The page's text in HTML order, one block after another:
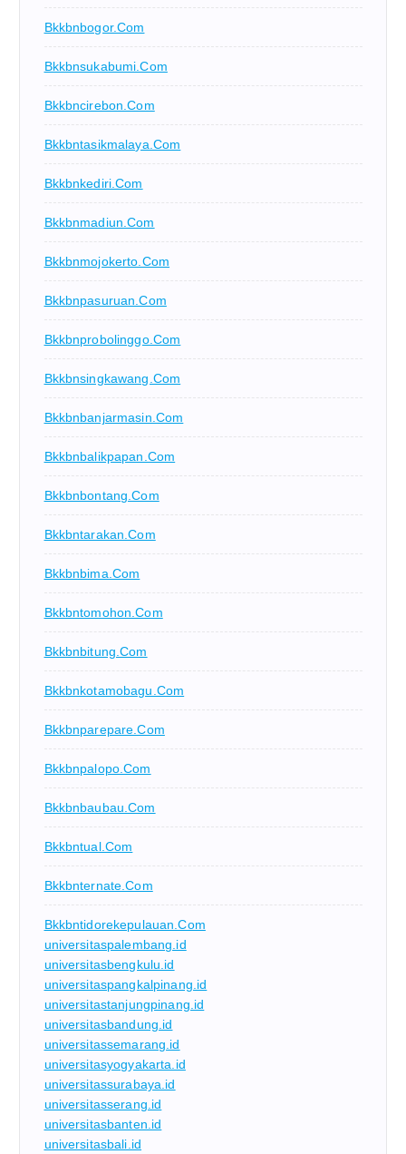
Bkkbnbogor.com
Bkkbnsukabumi.com
Bkkbncirebon.com
Bkkbntasikmalaya.com
Bkkbnkediri.com
Bkkbnmadiun.com
Bkkbnmojokerto.com
Bkkbnpasuruan.com
Bkkbnprobolinggo.com
Bkkbnsingkawang.com
Bkkbnbanjarmasin.com
Bkkbnbalikpapan.com
Bkkbnbontang.com
Bkkbntarakan.com
Bkkbnbima.com
Bkkbntomohon.com
Bkkbnbitung.com
Bkkbnkotamobagu.com
Bkkbnparepare.com
Bkkbnpalopo.com
Bkkbnbaubau.com
Bkkbntual.com
Bkkbnternate.com
Bkkbntidorekepulauan.com
universitaspalembang.id
universitasbengkulu.id
universitaspangkalpinang.id
universitastanjungpinang.id
universitasbandung.id
universitassemarang.id
universitasyogyakarta.id
universitassurabaya.id
universitasserang.id
universitasbanten.id
universitasbali.id